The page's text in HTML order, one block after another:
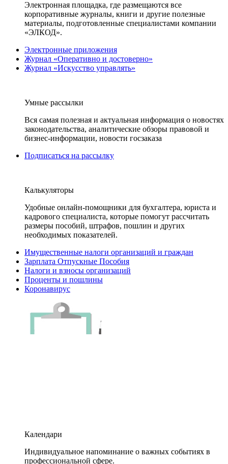
Электронная площадка, где размещаются все
корпоративные журналы, книги и другие полезные
материалы, подготовленные специалистами компании
«ЭЛКОД».
Электронные приложения
Журнал «Оперативно и достоверно»
Журнал «Искусство управлять»
Умные рассылки
Вся самая полезная и актуальная информация о новостях
законодательства, аналитические обзоры правовой и
бизнес-информации, новости госзаказа
Подписаться на рассылку
Калькуляторы
Удобные онлайн-помощники для бухгалтера, юриста и
кадрового специалиста, которые помогут рассчитать
размеры пособий, штрафов, пошлин и других
необходимых показателей.
Имущественные налоги организаций и граждан
Зарплата Отпускные Пособия
Налоги и взносы организаций
Проценты и пошлины
Коронавирус
Календари
Индивидуальное напоминание о важных событиях в
профессиональной сфере.